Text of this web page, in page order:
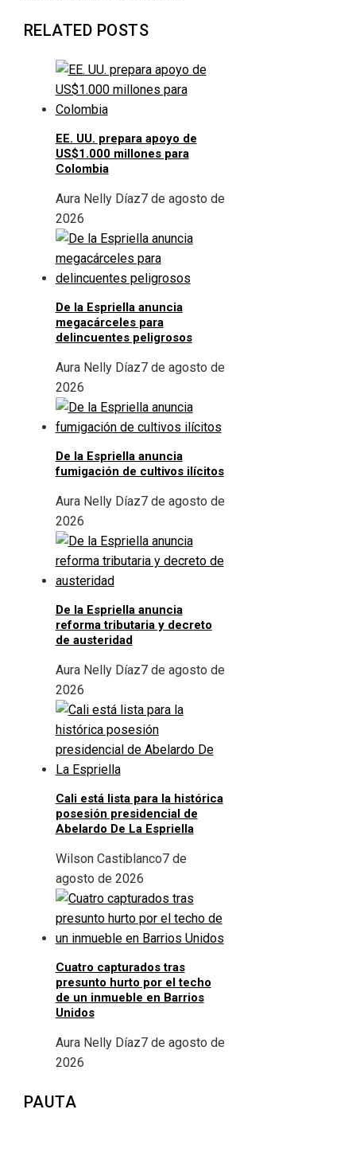
RELATED POSTS
EE. UU. prepara apoyo de
US$1.000 millones para
Colombia
Aura Nelly Díaz7 de agosto de
2026
De la Espriella anuncia
megacárceles para
delincuentes peligrosos
Aura Nelly Díaz7 de agosto de
2026
De la Espriella anuncia
fumigación de cultivos ilícitos
Aura Nelly Díaz7 de agosto de
2026
De la Espriella anuncia
reforma tributaria y decreto
de austeridad
Aura Nelly Díaz7 de agosto de
2026
Cali está lista para la histórica
posesión presidencial de
Abelardo De La Espriella
Wilson Castiblanco7 de
agosto de 2026
Cuatro capturados tras
presunto hurto por el techo
de un inmueble en Barrios
Unidos
Aura Nelly Díaz7 de agosto de
2026
PAUTA